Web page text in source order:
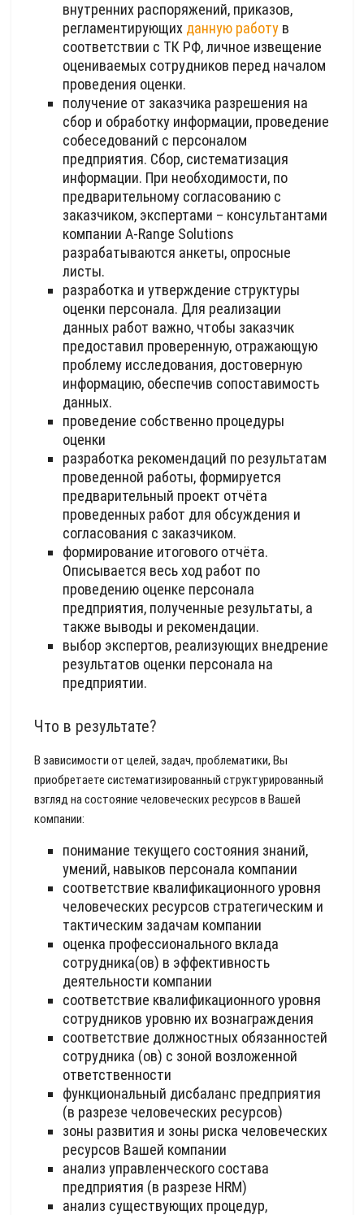
внутренних распоряжений, приказов,
регламентирующих данную работу в
соответствии с ТК РФ, личное извещение
оцениваемых сотрудников перед началом
проведения оценки.
получение от заказчика разрешения на
сбор и обработку информации, проведение
собеседований с персоналом
предприятия. Сбор, систематизация
информации. При необходимости, по
предварительному согласованию с
заказчиком, экспертами – консультантами
компании A-Range Solutions
разрабатываются анкеты, опросные
листы.
разработка и утверждение структуры
оценки персонала. Для реализации
данных работ важно, чтобы заказчик
предоставил проверенную, отражающую
проблему исследования, достоверную
информацию, обеспечив сопоставимость
данных.
проведение собственно процедуры
оценки
разработка рекомендаций по результатам
проведенной работы, формируется
предварительный проект отчёта
проведенных работ для обсуждения и
согласования с заказчиком.
формирование итогового отчёта.
Описывается весь ход работ по
проведению оценке персонала
предприятия, полученные результаты, а
также выводы и рекомендации.
выбор экспертов, реализующих внедрение
результатов оценки персонала на
предприятии.
Что в результате?
В зависимости от целей, задач, проблематики, Вы
приобретаете систематизированный структурированный
взгляд на состояние человеческих ресурсов в Вашей
компании:
понимание текущего состояния знаний,
умений, навыков персонала компании
соответствие квалификационного уровня
человеческих ресурсов стратегическим и
тактическим задачам компании
оценка профессионального вклада
сотрудника(ов) в эффективность
деятельности компании
соответствие квалификационного уровня
сотрудников уровню их вознаграждения
соответствие должностных обязанностей
сотрудника (ов) с зоной возложенной
ответственности
функциональный дисбаланс предприятия
(в разрезе человеческих ресурсов)
зоны развития и зоны риска человеческих
ресурсов Вашей компании
анализ управленческого состава
предприятия (в разрезе HRM)
анализ существующих процедур,